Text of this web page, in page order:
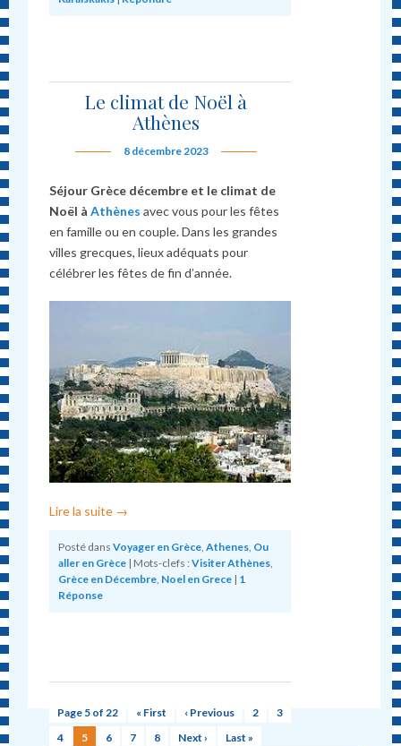
Le climat de Noël à
Athènes
8 décembre 2023
Séjour Grèce décembre et le climat de
Noël àAthènes avec vous pour les fêtes
en famille ou en couple. Dans les grandes
villes grecques, lieux adéquats pour
célébrer les fêtes de fin d’année.
Lire la suite →
Posté dans Voyager en Grèce ,Athenes Ou
aller en Grèce | Mots-clefs : Visiter Athènes
Grèce en Décembre Noel en Grece | 1
Réponse
Page 5 of 22 « First ‹ Previous 2
3
4
5 6 7 8 Next › Last »